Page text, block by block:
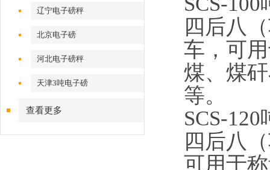
辽宁电子磅秤
北京电子磅
河北电子磅秤
天津3吨电子磅
查看更多
四后八
车，可
煤、煤
等。
SCS-
四后八
可用于